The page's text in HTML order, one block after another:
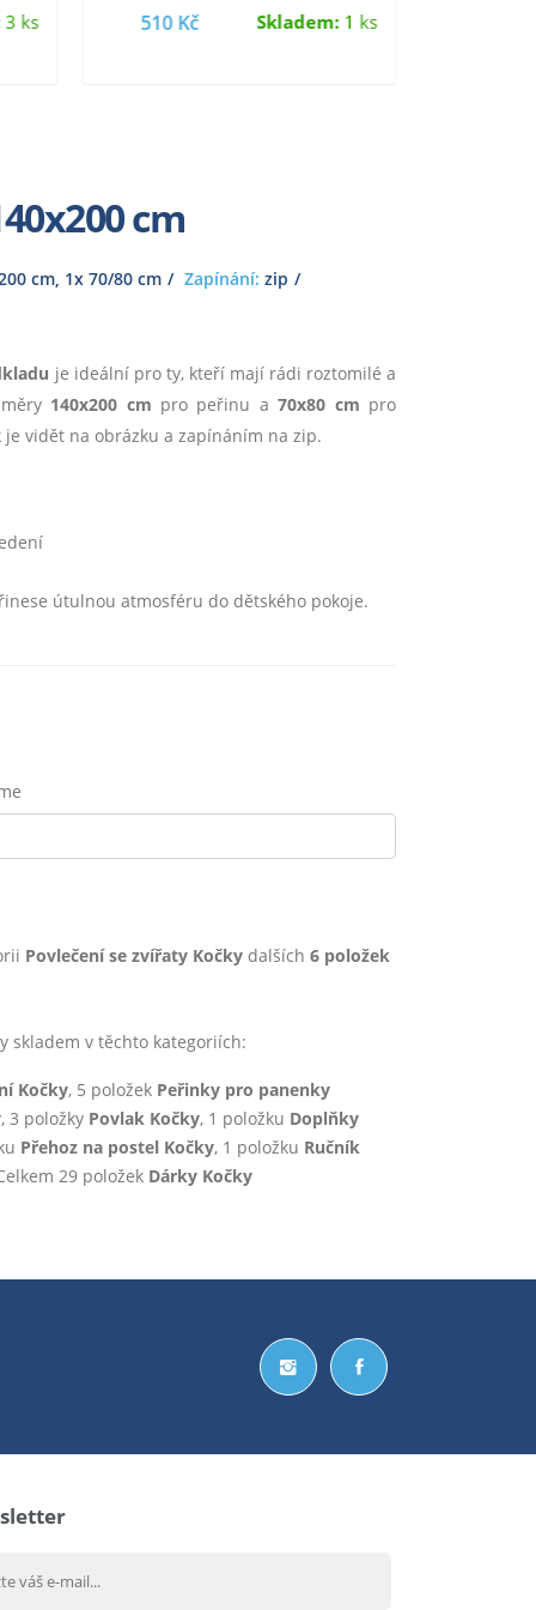
3 ks 510 Kč Skladem:1 ks
cm
cm, 1x 70/80 cm Zapínání: zip
je ideální pro ty, kteří mají rádi roztomilé a
140x200 cm pro peřinu a70x80 cm pro
vidět na obrázku a zapínáním na zip.
útulnou atmosféru do dětského pokoje.
Povlečení se zvířaty Kočkydalších 6 položek
skladem v těchto kategoriích:
Kočky, 5 položek Peřinky pro panenky
, 3 položky Povlak Kočky, 1 položku Doplňky
Přehoz na postel Kočky, 1 položku Ručník
29 položek Dárky Kočky